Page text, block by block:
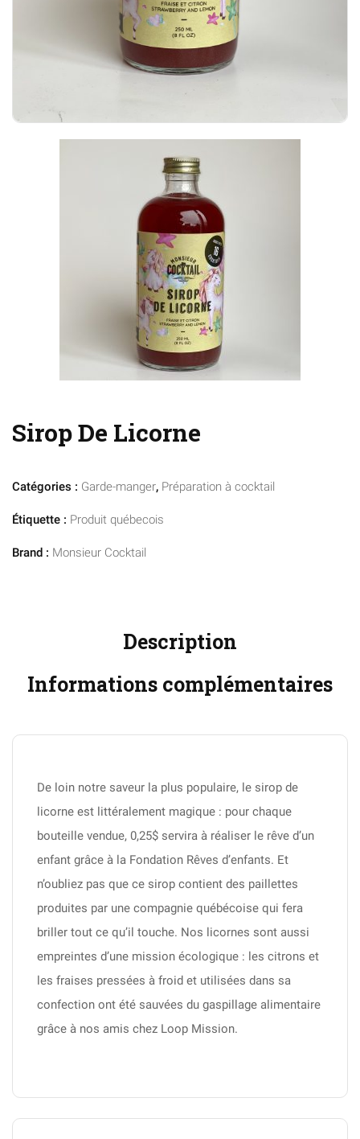
Sirop De Licorne
Catégories : Garde-manger, Préparation à cocktail
Étiquette : Produit québecois
Brand : Monsieur Cocktail
Description
Informations complémentaires
De loin notre saveur la plus populaire, le sirop de
licorne est littéralement magique : pour chaque
bouteille vendue, 0,25$ servira à réaliser le rêve d’un
enfant grâce à la Fondation Rêves d’enfants. Et
n’oubliez pas que ce sirop contient des paillettes
produites par une compagnie québécoise qui fera
briller tout ce qu’il touche. Nos licornes sont aussi
empreintes d’une mission écologique : les citrons et
les fraises pressées à froid et utilisées dans sa
confection ont été sauvées du gaspillage alimentaire
grâce à nos amis chez Loop Mission.